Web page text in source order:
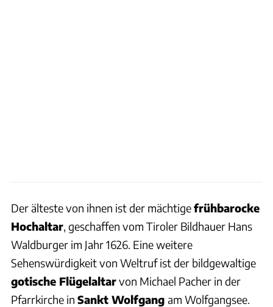
Der älteste von ihnen ist der mächtigefrühbarocke
Hochaltar, geschaffen vom Tiroler Bildhauer Hans
Waldburger im Jahr 1626. Eine weitere
Sehenswürdigkeit von Weltruf ist der bildgewaltige
gotische Flügelaltarvon Michael Pacher in der
Pfarrkirche in Sankt Wolfgang am Wolfgangsee.